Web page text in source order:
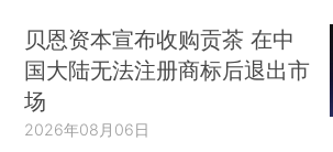
贝恩资本宣布收购贡茶 在中
国大陆无法注册商标后退出市
场
2026年08月06日